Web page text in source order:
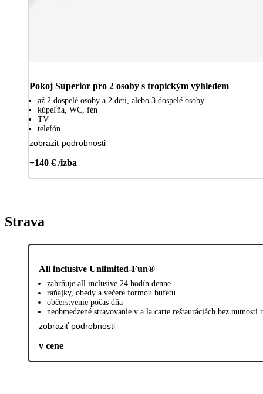
Pokoj Superior pro 2 osoby s tropickým výhledem
až 2 dospelé osoby a 2 deti, alebo 3 dospelé osoby
kúpeľňa, WC, fén
TV
telefón
zobraziť podrobnosti
+140 € /izba
Strava
All inclusive Unlimited-Fun®
zahrňuje all inclusive 24 hodín denne
raňajky, obedy a večere formou bufetu
občerstvenie počas dňa
neobmedzené stravovanie v a la carte reštauráciách bez nutnosti
zobraziť podrobnosti
v cene